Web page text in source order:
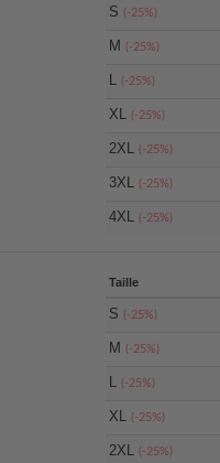
S(-25%)
M(-25%)
L(-25%)
XL(-25%)
2XL(-25%)
3XL(-25%)
4XL(-25%)
Taille
S(-25%)
M(-25%)
L(-25%)
XL(-25%)
2XL(-25%)